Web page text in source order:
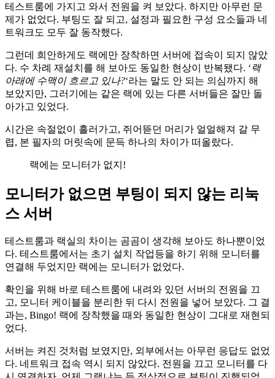
테스트룸에 가지고 와서 전원을 켜 보았다. 하지만 아무런 문
제가 없었다. 부팅도 잘 되고, 설정과 필요한 구성 요소들과 네
트워크도 모두 잘 동작했다.
그런데 희안하게도 랙에만 장착하면 서버에 접속이 되지 않았
다. 수 차례 재설치를 해 보아도 동일한 현상이 반복됐다. ‘랙
아래에 수맥이 흐르고 있나?‘라는 말도 안 되는 의심까지 해
보았지만, 그러기에는 같은 랙에 있는 다른 서버들은 잘만 돌
아가고 있었다.
시간은 속절없이 흘러가고, 쥐어뜯던 머리가 얼얼해져 갈 무
렵, 본 필자의 머릿속에 문득 하나의 차이가 떠올랐다.
랙에는 모니터가 없지!
모니터가 없으면 부팅이 되지 않는 리눅
스 서버
테스트룸과 랙실의 차이는 곰곰이 생각해 보아도 하나뿐이었
다. 테스트룸에서는 초기 설치 작업등을 하기 위해 모니터를
연결해 두었지만 랙에는 모니터가 없었다.
확인을 위해 바로 테스트룸에 내려와 있던 서버의 전원을 끄
고, 모니터 케이블을 분리한 뒤 다시 전원을 넣어 보았다. 그 결
과는, Bingo! 랙에 장착했을 때와 동일한 현상이 그대로 재현되
었다.
서버는 켜진 것처럼 보였지만, 외부에서는 아무런 응답도 없었
다. 네트워크 접속 역시 되지 않았다. 전원을 끄고 모니터를 다